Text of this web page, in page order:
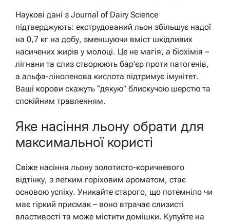
Наукові дані з Journal of Dairy Science
підтверджують: екструдований льон збільшує надої
на 0,7 кг на добу, зменшуючи вміст шкідливих
насичених жирів у молоці. Це не магія, а біохімія –
лігнани та слиз створюють бар’єр проти патогенів,
а альфа-ліноленова кислота підтримує імунітет.
Ваші корови скажуть “дякую” блискучою шерстю та
спокійним травленням.
Яке насіння льону обрати для
максимальної користі
Свіже насіння льону золотисто-коричневого
відтінку, з легким горіховим ароматом, стає
основою успіху. Уникайте старого, що потемніло чи
має гіркий присмак – воно втрачає слизисті
властивості та може містити домішки. Купуйте на